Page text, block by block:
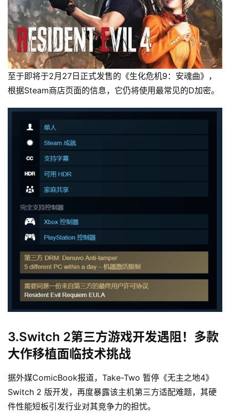
至于即将于2月27日正式发售的《生化危机9：安魂曲》，
根据Steam商店页面的信息，它仍将使用最常见的D加密。
3.Switch 2第三方游戏开发遇阻！多款
大作移植面临技术挑战
据外媒ComicBook报道，Take-Two 暂停《无主之地4》
Switch 2 版开发，再度暴露该主机第三方适配难题，其硬
件性能短板引发行业对其竞争力的担忧。